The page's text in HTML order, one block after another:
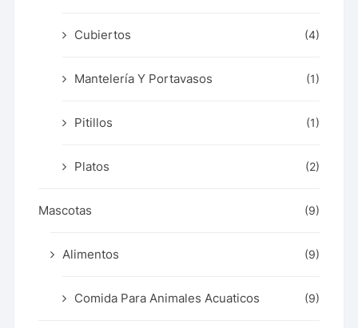
Cubiertos (4)
Mantelería Y Portavasos (1)
Pitillos (1)
Platos (2)
Mascotas (9)
Alimentos (9)
Comida Para Animales Acuaticos (9)